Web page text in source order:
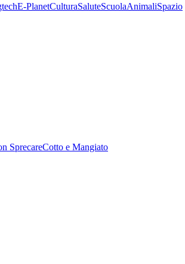
E-PlanetCulturaSaluteScuolaAnimaliSpazio
SprecareCotto e Mangiato